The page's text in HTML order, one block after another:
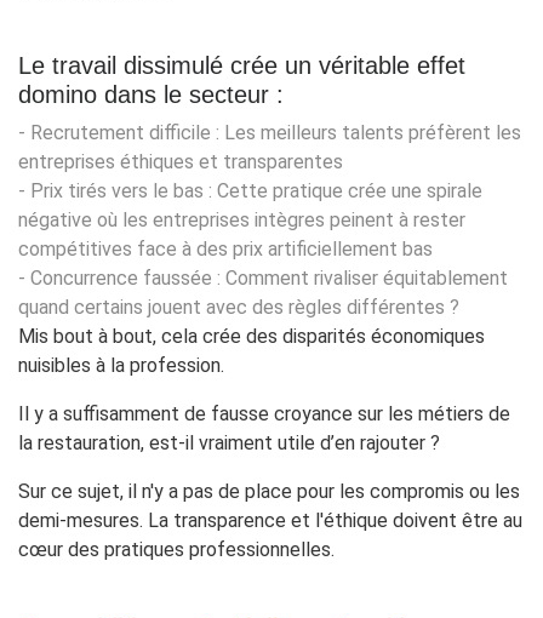
Le travail dissimulé crée un véritable effet
domino dans le secteur :
- Recrutement difficile : Les meilleurs talents préfèrent les
entreprises éthiques et transparentes
- Prix tirés vers le bas : Cette pratique crée une spirale
négative où les entreprises intègres peinent à rester
compétitives face à des prix artificiellement bas
- Concurrence faussée : Comment rivaliser équitablement
quand certains jouent avec des règles différentes ?
Mis bout à bout, cela crée des disparités économiques
nuisibles à la profession.
Il y a suffisamment de fausse croyance sur les métiers de
la restauration, est-il vraiment utile d’en rajouter ?
Sur ce sujet, il n'y a pas de place pour les compromis ou les
demi-mesures. La transparence et l'éthique doivent être au
cœur des pratiques professionnelles.